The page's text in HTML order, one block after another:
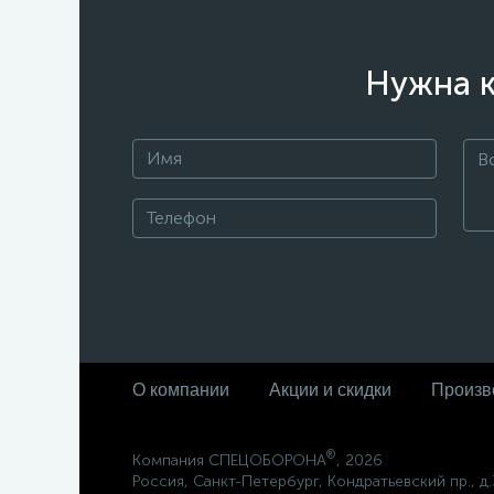
Нужна
О компании Акции и скидки
Компания СПЕЦОБОРОНА®, 2026
Россия, Санкт-Петербург, Кондратьевский пр.,